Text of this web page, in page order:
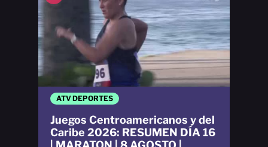
ATV DEPORTES
Juegos Centroamericanos y del
Caribe 2026: RESUMEN DÍA 16